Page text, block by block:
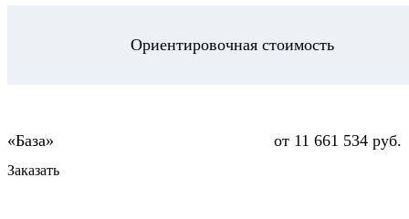
Ориентировочная стоимость
от 11 661 534 руб.
Заказать